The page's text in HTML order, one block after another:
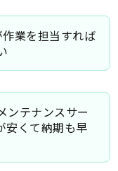
業を担当すれば
ンテナンスサー
安くて納期も早